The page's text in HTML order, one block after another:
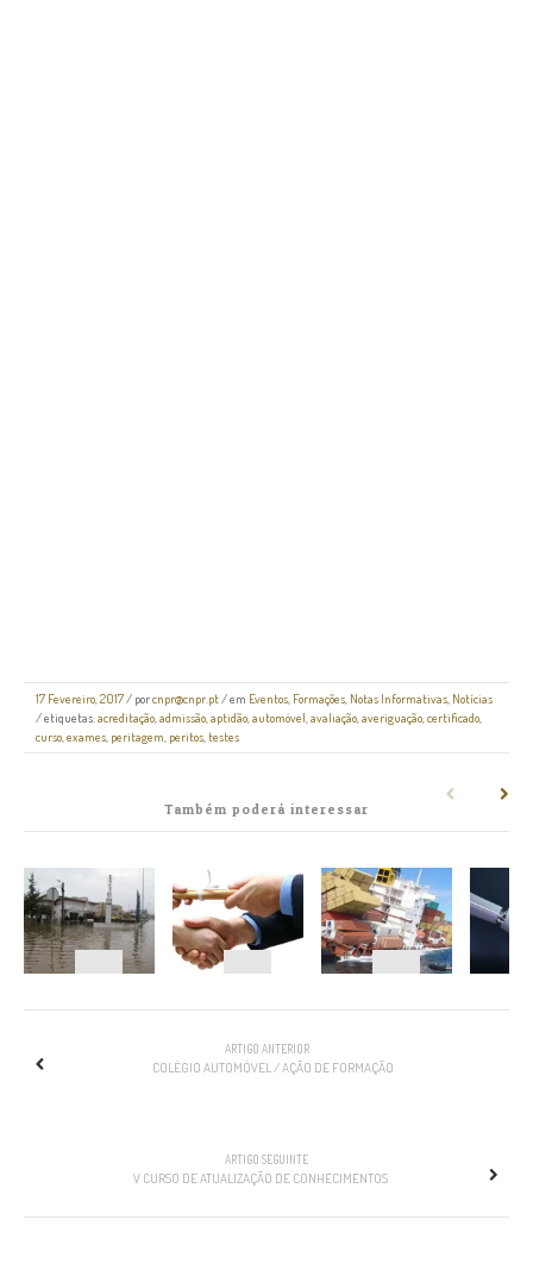
17 Fevereiro, 2017 / porcnpr@cnpr.pt / em Eventos Formações Notas Informativas Notícias
/ etiquetas:acreditação admissão aptidão automóvel avaliação averiguação certificado
curso exames peritagem peritos testes
Também poderá interessar
ARTIGO ANTERIOR
COLÉGIO AUTOMÓVEL / AÇÃO DE FORMAÇÃO
ARTIGO SEGUINTE
V CURSO DE ATUALIZAÇÃO DE CONHECIMENTOS